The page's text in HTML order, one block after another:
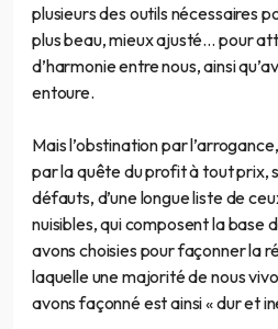
plusieurs des outils nécessaires
plus beau, mieux ajusté… pour
d’harmonie entre nous, ainsi
entoure.
Mais l’obstination par
par la quête du profit à tout prix,
défauts, d’une longue liste de
nuisibles, qui composent la base
avons choisies pour façonner la
laquelle une majorité de nous
avons façonné est ainsi « dur et